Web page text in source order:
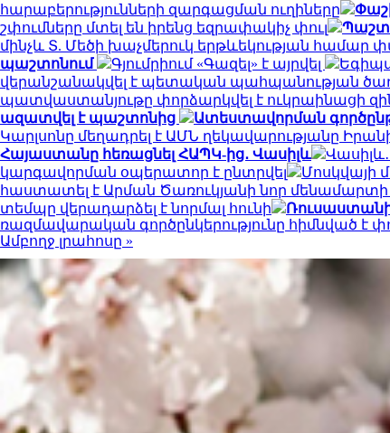
հարաբերությունների զարգացման ուղիները
շփումները մտել են իրենց եզրափակիչ փուլ
մինչև Տ. Մեծի խաչմերուկ երթևեկության համար
պաշտոնում
Գյումրիում «Գազել» է այրվել
վերանշանակվել է պետական պահպանության
պատվաստանյութը փորձարկվել է ուկրաինացի
ազատվել է պաշտոնից
Ատեստավորման
Կարլսոնը մեղադրել է ԱՄՆ ղեկավարությանը
Հայաստանը հեռացնել ՀԱՊԿ-ից․ Վասիլև
կարգավորման օպերատոր է ընտրվել
Մոսկվայի
հաստատել է Արման Ծառուկյանի նոր
տեմպը վերադարձել է նորմալ հունի
ռազմավարական գործընկերությունը հիմնված
Ամբողջ լրահոսը »